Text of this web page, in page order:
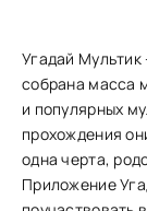
Угадай Мультик
собрана масса
и популярных
прохождения
одна черта,
Приложение